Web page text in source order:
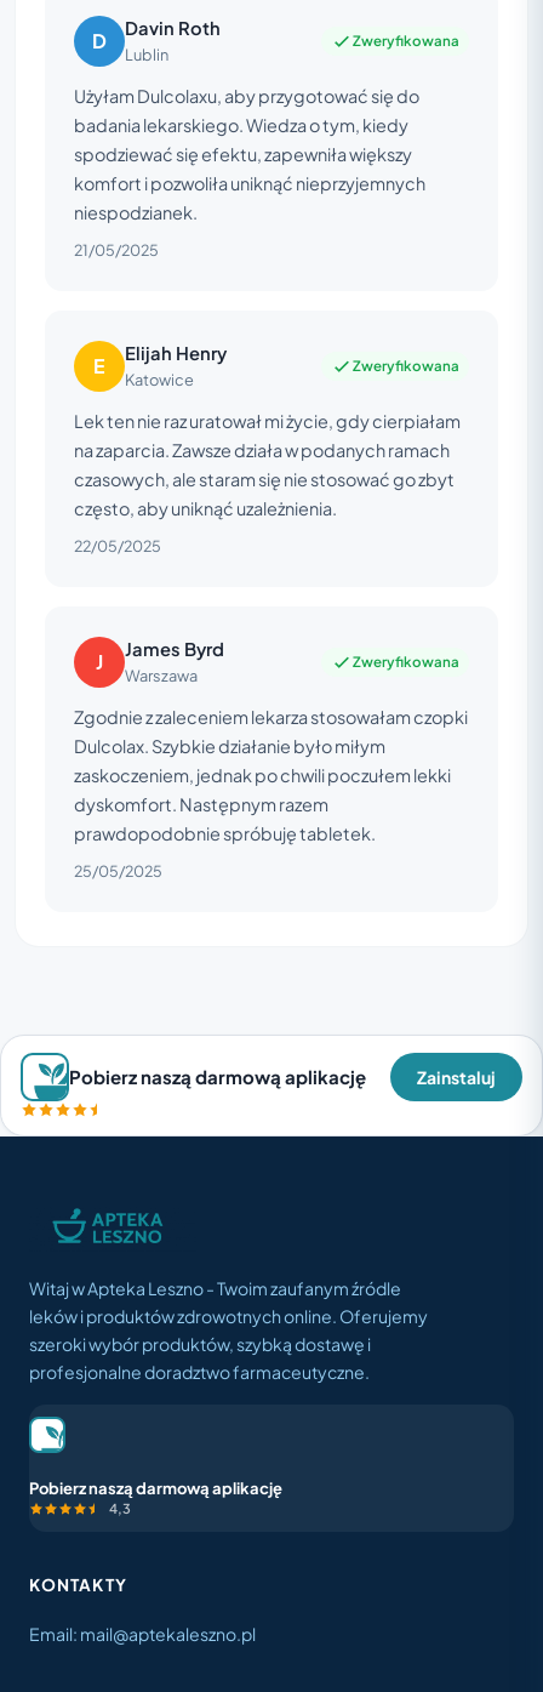
D Davin Roth
Lublin
Zweryfikowana
Użyłam Dulcolaxu, aby przygotować się do
badania lekarskiego. Wiedza o tym, kiedy
spodziewać się efektu, zapewniła większy
komfort i pozwoliła uniknąć nieprzyjemnych
niespodzianek.
21/05/2025
E Elijah Henry
Katowice
Zweryfikowana
Lek ten nie raz uratował mi życie, gdy cierpiałam
na zaparcia. Zawsze działa w podanych ramach
czasowych, ale staram się nie stosować go zbyt
często, aby uniknąć uzależnienia.
22/05/2025
J James Byrd
Warszawa
Zweryfikowana
Zgodnie z zaleceniem lekarza stosowałam czopki
Dulcolax. Szybkie działanie było miłym
zaskoczeniem, jednak po chwili poczułem lekki
dyskomfort. Następnym razem
prawdopodobnie spróbuję tabletek.
25/05/2025
Pobierz naszą darmową aplikację Zainstaluj
Witaj w Apteka Leszno - Twoim zaufanym źródle
leków i produktów zdrowotnych online. Oferujemy
szeroki wybór produktów, szybką dostawę i
profesjonalne doradztwo farmaceutyczne.
Pobierz naszą darmową aplikację
4,3
KONTAKTY
Email: mail@aptekaleszno.pl